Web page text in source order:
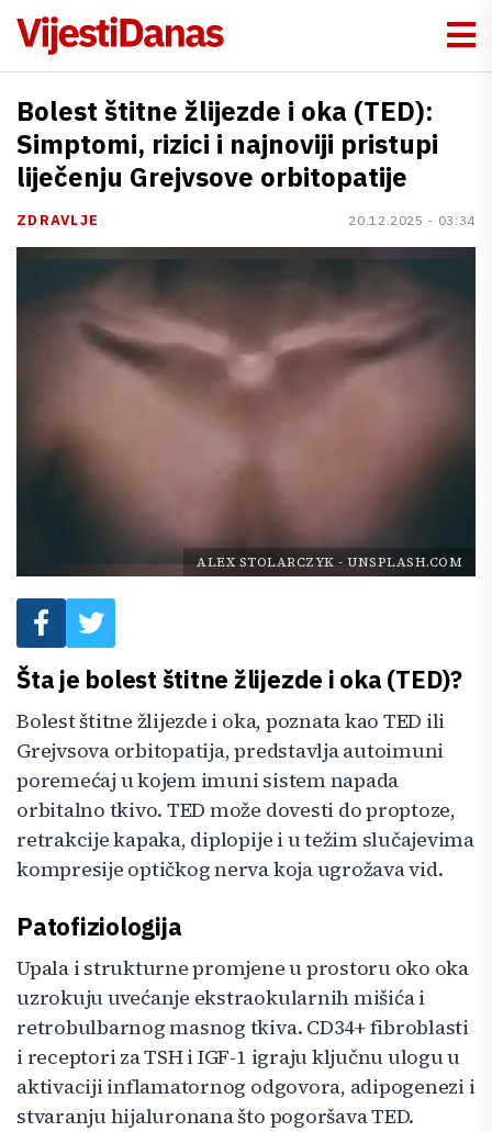
Bolest štitne žlijezde i oka (TED):
Simptomi, rizici i najnoviji pristupi
liječenju Grejvsove orbitopatije
ZDRAVLJE 20.12.2025 - 03:34
ALEX STOLARCZYK - UNSPLASH.COM
Šta je bolest štitne žlijezde i oka (TED)?
Bolest štitne žlijezde i oka, poznata kao TED ili
Grejvsova orbitopatija, predstavlja autoimuni
poremećaj u kojem imuni sistem napada
orbitalno tkivo. TED može dovesti do proptoze,
retrakcije kapaka, diplopije i u težim slučajevima
kompresije optičkog nerva koja ugrožava vid.
Patofiziologija
Upala i strukturne promjene u prostoru oko oka
uzrokuju uvećanje ekstraokularnih mišića i
retrobulbarnog masnog tkiva. CD34+ fibroblasti
i receptori za TSH i IGF-1 igraju ključnu ulogu u
aktivaciji inflamatornog odgovora, adipogenezi i
stvaranju hijaluronana što pogoršava TED.